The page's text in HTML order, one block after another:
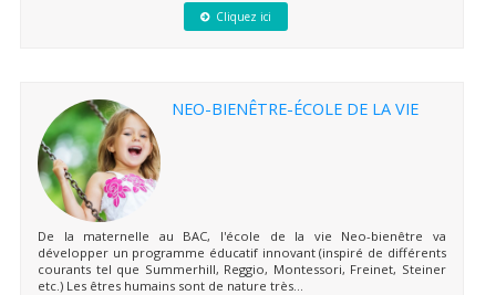
Cliquez ici
NEO-BIENÊTRE-ÉCOLE DE LA VIE
De la maternelle au BAC, l'école de la vie Neo-bienêtre va
développer un programme éducatif innovant (inspiré de différents
courants tel que Summerhill, Reggio, Montessori, Freinet, Steiner
etc.) Les êtres humains sont de nature très...